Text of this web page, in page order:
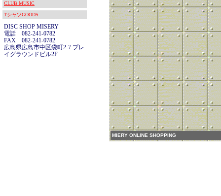
CLUB MUSIC
TシャツGOODS
DISC SHOP MISERY
電話 082-241-0782
FAX 082-241-0782
広島県広島市中区袋町2-7 プレ
イグラウンドビル2F
MIERY ONLINE SHOPPING